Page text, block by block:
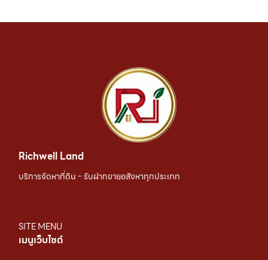
Richwell Land
บริการจัดหาที่ดิน - รับฝากขายอสังหาทุกประเภท
SITE MENU
เมนูเว็บไซต์